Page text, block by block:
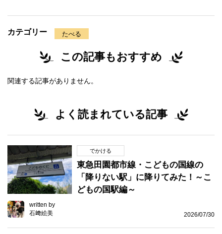
カテゴリー たべる
この記事もおすすめ
関連する記事がありません。
よく読まれている記事
でかける
東急田園都市線・こどもの国線の
「降りない駅」に降りてみた！～こ
どもの国駅編～
written by
石﨑絵美
2026/07/30